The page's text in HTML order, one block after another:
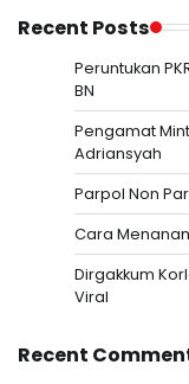
Recent Posts
Peruntukan
BN
Pengamat
Adriansyah
Parpol Non
Cara
Dirgakkum
Viral
Recent